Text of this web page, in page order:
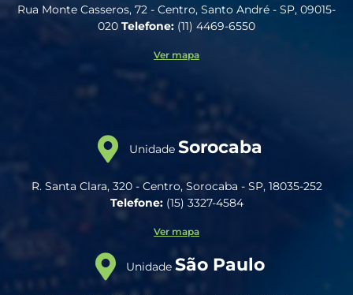
Rua Monte Casseros, 72 - Centro, Santo André - SP, 09015-
020 Telefone: (11) 4469-6550
Ver mapa
Unidade Sorocaba
R. Santa Clara, 320 - Centro, Sorocaba - SP, 18035-252
Telefone: (15) 3327-4584
Ver mapa
Unidade São Paulo